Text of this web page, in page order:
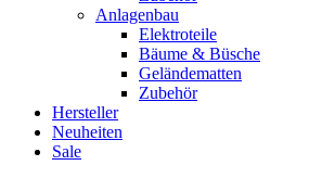
Anlagenbau
Elektroteile
Bäume & Büsche
Geländematten
Zubehör
Hersteller
Neuheiten
Sale